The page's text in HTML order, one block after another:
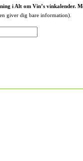
i Alt om Vin’s vinkalender.
giver dig bare information).